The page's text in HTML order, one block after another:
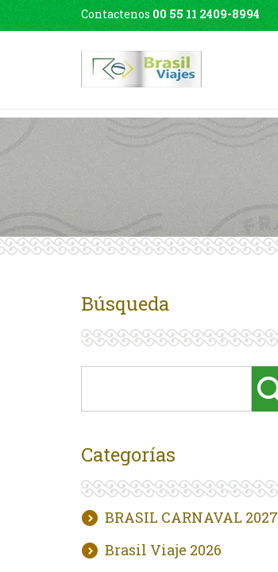
Contactenos 00 55 11 2409-8994
Búsqueda
Categorías
BRASIL CARNAVAL 2027
Brasil Viaje 2026